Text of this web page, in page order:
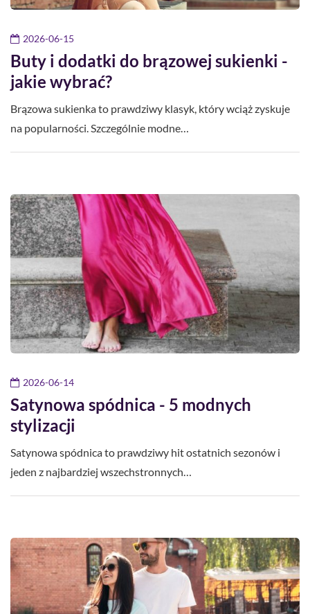
2026-06-15
Buty i dodatki do brązowej sukienki -
jakie wybrać?
Brązowa sukienka to prawdziwy klasyk, który wciąż zyskuje
na popularności. Szczególnie modne…
2026-06-14
Satynowa spódnica - 5 modnych
stylizacji
Satynowa spódnica to prawdziwy hit ostatnich sezonów i
jeden z najbardziej wszechstronnych…